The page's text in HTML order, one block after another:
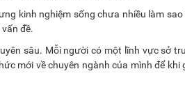
kinh nghiệm sống chưa nhiều làm sao
đề.
sâu. Mỗi người có một lĩnh vực sở
mới về chuyên ngành của mình để khi